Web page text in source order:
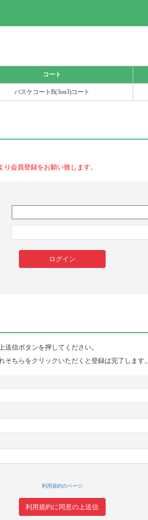
コート
バスケコートB(3on3)コート
会員登録をお願い致します。
信ボタンを押してください。
ちらをクリックいただくと登録は完了します。
利用規約のページ